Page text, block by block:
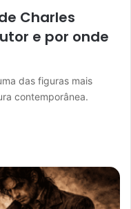
Charles
e por onde
das figuras mais
contemporânea.